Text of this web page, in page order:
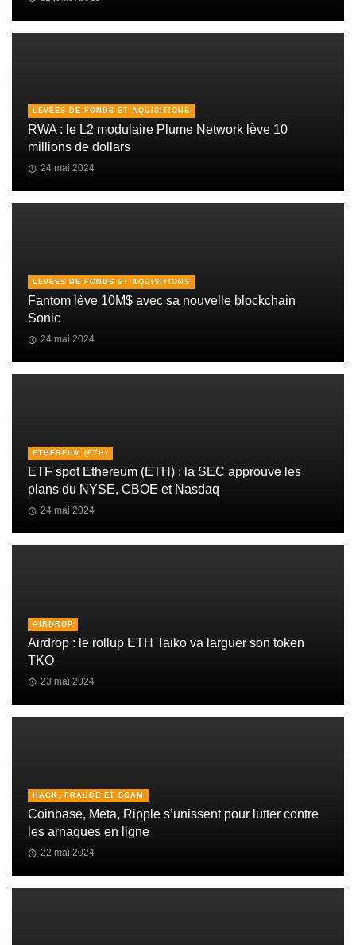
LEVÉES DE FONDS ET AQUISITIONS
RWA : le L2 modulaire Plume Network lève 10
millions de dollars
24 mai 2024
LEVÉES DE FONDS ET AQUISITIONS
Fantom lève 10M$ avec sa nouvelle blockchain
Sonic
24 mai 2024
ETHEREUM (ETH)
ETF spot Ethereum (ETH) : la SEC approuve les
plans du NYSE, CBOE et Nasdaq
24 mai 2024
AIRDROP
Airdrop : le rollup ETH Taiko va larguer son token
TKO
23 mai 2024
HACK, FRAUDE ET SCAM
Coinbase, Meta, Ripple s’unissent pour lutter contre
les arnaques en ligne
22 mai 2024